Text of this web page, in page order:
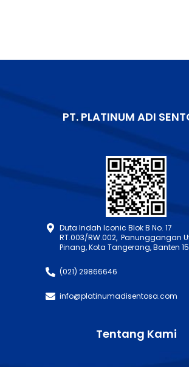
PT. PLATINUM ADI
Duta Indah Iconic Blok B No. 17
RT.003/RW.002, Panunggangan
Pinang, Kota Tangerang, Banten
(021) 29866646
info@platinumadisentosa.com
Tentang Kami